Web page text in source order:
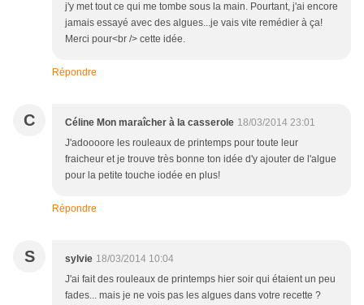
j'y met tout ce qui me tombe sous la main. Pourtant, j'ai encore
jamais essayé avec des algues...je vais vite remédier à ça!
Merci pour<br /> cette idée.
Répondre
C Céline Mon maraîcher à la casserole 18/03/2014 23:01
J'adoooore les rouleaux de printemps pour toute leur
fraicheur et je trouve très bonne ton idée d'y ajouter de l'algue
pour la petite touche iodée en plus!
Répondre
S sylvie 18/03/2014 10:04
J'ai fait des rouleaux de printemps hier soir qui étaient un peu
fades... mais je ne vois pas les algues dans votre recette ?